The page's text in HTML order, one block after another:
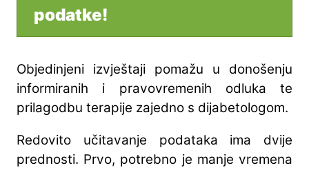
podatke!
Objedinjeni izvještaji pomažu u donošenju
informiranih i pravovremenih odluka te
prilagodbu terapije zajedno s dijabetologom.
Redovito učitavanje podataka ima dvije
prednosti. Prvo, potrebno je manje vremena